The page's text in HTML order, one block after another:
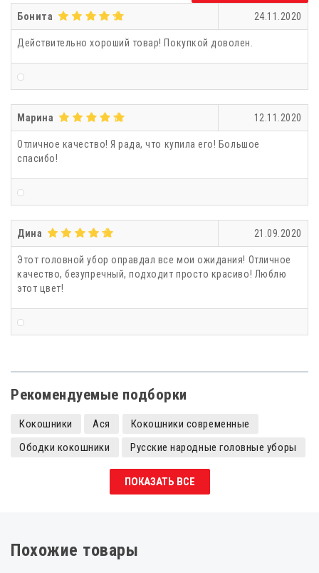
Бонита 24.11.2020
Действительно хороший товар! Покупкой доволен.
Марина 12.11.2020
Отличное качество! Я рада, что купила его! Большое
спасибо!
Дина 21.09.2020
Этот головной убор оправдал все мои ожидания! Отличное
качество, безупречный, подходит просто красиво! Люблю
этот цвет!
Рекомендуемые подборки
Кокошники Ася
Кокошники современные
Ободки кокошники
Русские народные головные уборы
Кокошники детские
ПОКАЗАТЬ ВСЕ
Похожие товары